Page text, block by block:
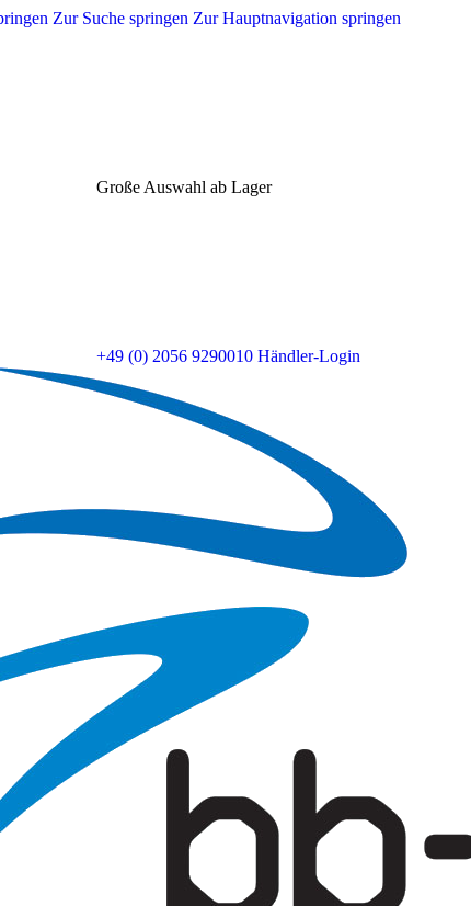
Zur Suche springen Zur Hauptnavigation springen
Große Auswahl ab Lager
+49 (0) 2056 9290010 Händler-Login